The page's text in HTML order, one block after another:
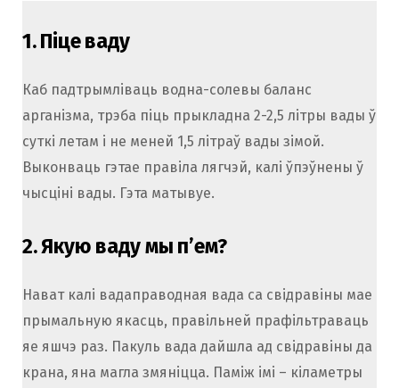
1.Піце ваду
Каб падтрымліваць водна-солевы баланс
арганізма, трэба піць прыкладна 2-2,5 літры вады ў
суткі летам і не меней 1,5 літраў вады зімой.
Выконваць гэтае правіла лягчэй, калі ўпэўнены ў
чысціні вады. Гэта матывуе.
2.Якую ваду мы п’ем?
Нават калі вадаправодная вада са свідравіны мае
прымальную якасць, правільней прафільтраваць
яе яшчэ раз. Пакуль вада дайшла ад свідравіны да
крана, яна магла змяніцца. Паміж імі – кіламетры